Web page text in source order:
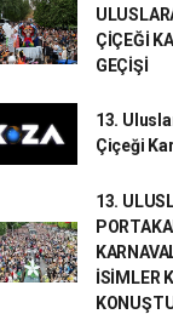
ÇİÇEĞİ
GEÇİŞİ
13.
Çiçeği
13.
İSİMLER